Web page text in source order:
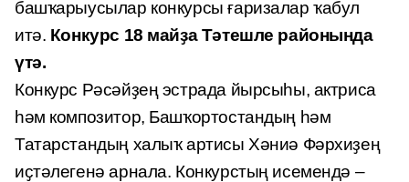
башҡарыусылар конкурсы ғаризалар ҡабул
итә. Конкурс 18 майҙа Тәтешле районында
үтә.
Конкурс Рәсәйҙең эстрада йырсыһы, актриса
һәм композитор, Башҡортостандың һәм
Татарстандың халыҡ артисы Хәниә Фәрхиҙең
иҫтәлегенә арнала. Конкурстың исемендә –